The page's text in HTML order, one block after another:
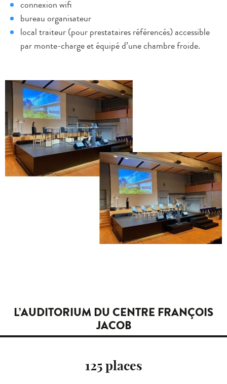
connexion wifi
bureau organisateur
local traiteur (pour prestataires référencés) accessible
par monte-charge et équipé d’une chambre froide.
L’AUDITORIUM DU CENTRE FRANÇOIS
JACOB
125 places